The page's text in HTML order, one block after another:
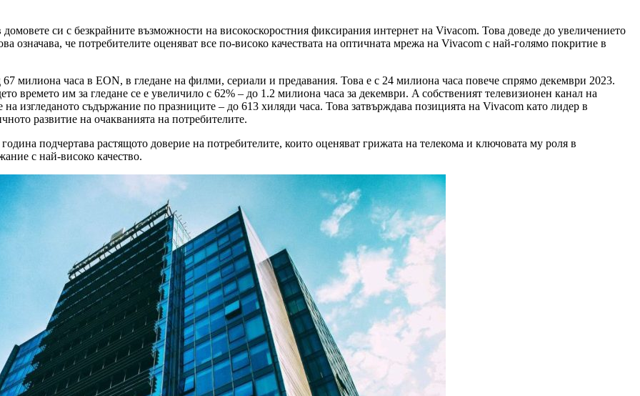
си с безкрайните възможности на високоскоростния фиксирания интернет на Vivacom. Това доведе до увеличението
означава, че потребителите оценяват все по-високо качествата на оптичната мрежа на Vivacom с най-голямо покритие в
милиона часа в EON, в гледане на филми, сериали и предавания. Това е с 24 милиона часа повече спрямо декември 2023.
времето им за гледане се е увеличило с 62% – до 1.2 милиона часа за декември. A собственият телевизионен канал на
изгледаното съдържание по празниците – до 613 хиляди часа. Това затвърждава позицията на Vivacom като лидер в
развитие на очакванията на потребителите.
подчертава растящото доверие на потребителите, които оценяват грижата на телекома и ключовата му роля в
с най-високо качество.